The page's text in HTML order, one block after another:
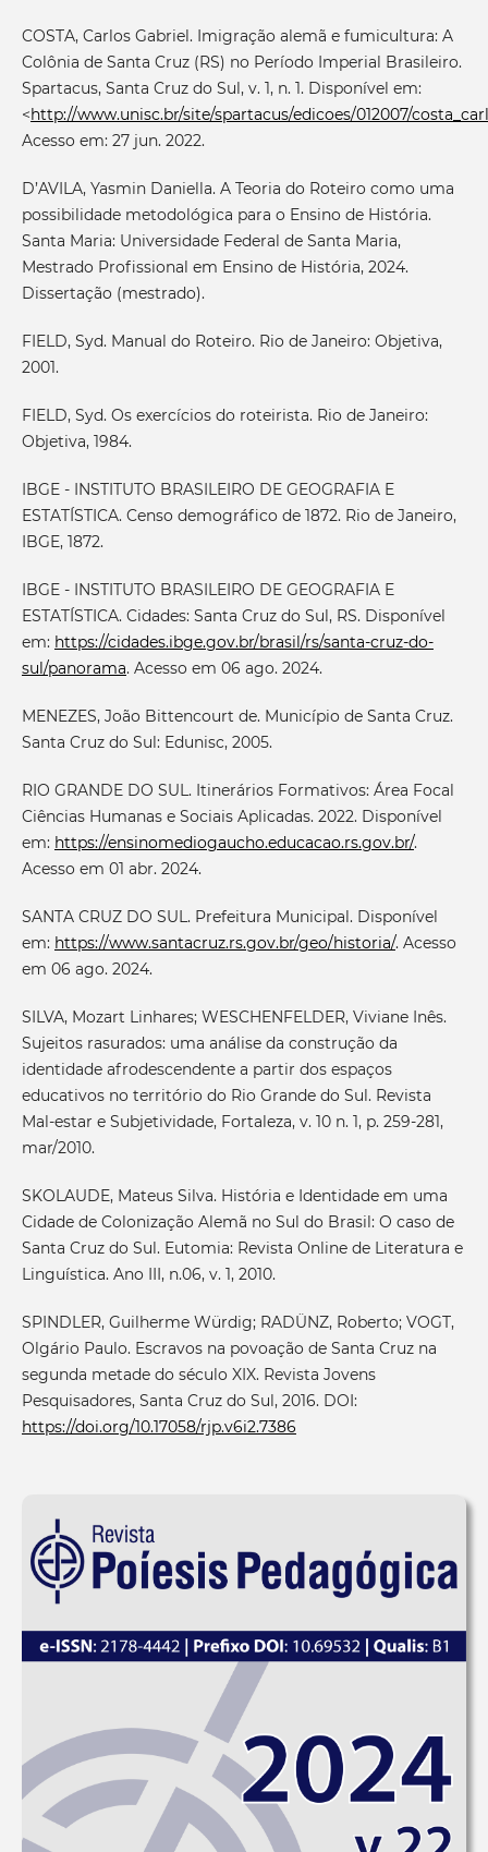
COSTA, Carlos Gabriel. Imigração alemã e fumicultura: A
Colônia de Santa Cruz (RS) no Período Imperial Brasileiro.
Spartacus, Santa Cruz do Sul, v. 1, n. 1. Disponível em:
<http://www.unisc.br/site/spartacus/edicoes/012007/
Acesso em: 27 jun. 2022.
D’AVILA, Yasmin Daniella. A Teoria do Roteiro como uma
possibilidade metodológica para o Ensino de História.
Santa Maria: Universidade Federal de Santa Maria,
Mestrado Profissional em Ensino de História, 2024.
Dissertação (mestrado).
FIELD, Syd. Manual do Roteiro. Rio de Janeiro: Objetiva,
2001.
FIELD, Syd. Os exercícios do roteirista. Rio de Janeiro:
Objetiva, 1984.
IBGE - INSTITUTO BRASILEIRO DE GEOGRAFIA E
ESTATÍSTICA. Censo demográfico de 1872. Rio de Janeiro,
IBGE, 1872.
IBGE - INSTITUTO BRASILEIRO DE GEOGRAFIA E
ESTATÍSTICA. Cidades: Santa Cruz do Sul, RS. Disponível
em: https://cidades.ibge.gov.br/brasil/rs/santa-cruz-do-
sul/panorama. Acesso em 06 ago. 2024.
MENEZES, João Bittencourt de. Município de Santa Cruz.
Santa Cruz do Sul: Edunisc, 2005.
RIO GRANDE DO SUL. Itinerários Formativos: Área Focal
Ciências Humanas e Sociais Aplicadas. 2022. Disponível
em: https://ensinomediogaucho.educacao.rs.gov.br/.
Acesso em 01 abr. 2024.
SANTA CRUZ DO SUL. Prefeitura Municipal. Disponível
em: https://www.santacruz.rs.gov.br/geo/historia/. Acesso
em 06 ago. 2024.
SILVA, Mozart Linhares; WESCHENFELDER, Viviane Inês.
Sujeitos rasurados: uma análise da construção da
identidade afrodescendente a partir dos espaços
educativos no território do Rio Grande do Sul. Revista
Mal-estar e Subjetividade, Fortaleza, v. 10 n. 1, p. 259-281,
mar/2010.
SKOLAUDE, Mateus Silva. História e Identidade em uma
Cidade de Colonização Alemã no Sul do Brasil: O caso de
Santa Cruz do Sul. Eutomia: Revista Online de Literatura e
Linguística. Ano III, n.06, v. 1, 2010.
SPINDLER, Guilherme Würdig; RADÜNZ, Roberto; VOGT,
Olgário Paulo. Escravos na povoação de Santa Cruz na
segunda metade do século XIX. Revista Jovens
Pesquisadores, Santa Cruz do Sul, 2016. DOI:
https://doi.org/10.17058/rjp.v6i2.7386